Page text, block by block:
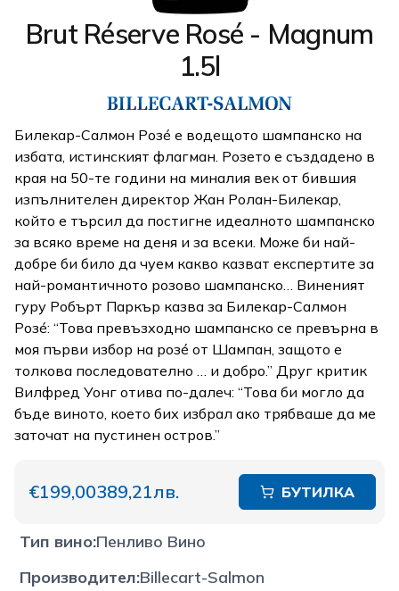
Brut Réserve Rosé - Magnum
1.5l
Билекар-Салмон Розé е водещото шампанско на
избата, истинският флагман. Розето е създадено в
края на 50-те години на миналия век от бившия
изпълнителен директор Жан Ролан-Билекар,
който е търсил да постигне идеалното шампанско
за всяко време на деня и за всеки. Може би най-
добре би било да чуем какво казват експертите за
най-романтичното розово шампанско… Виненият
гуру Робърт Паркър казва за Билекар-Салмон
Розé: “Това превъзходно шампанско се превърна в
моя първи избор на розé от Шампан, защото е
толкова последователно … и добро.” Друг критик
Вилфред Уонг отива по-далеч: “Това би могло да
бъде виното, което бих избрал ако трябваше да ме
заточат на пустинен остров.”
€199,00389,21лв. БУТИЛКА
Тип вино:Пенливо Вино
Производител:Billecart-Salmon